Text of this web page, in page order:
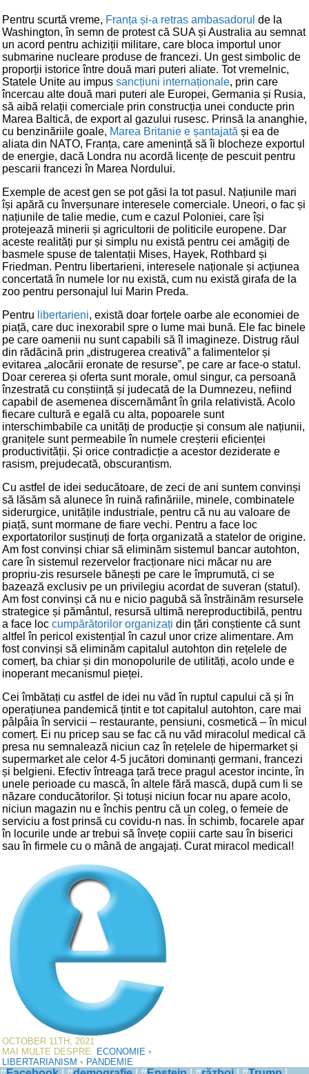
Pentru scurtă vreme, Franța și-a retras ambasadorul de la
Washington, în semn de protest că SUA și Australia au semnat
un acord pentru achiziții militare, care bloca importul unor
submarine nucleare produse de francezi. Un gest simbolic de
proporții istorice între două mari puteri aliate. Tot vremelnic,
Statele Unite au impus sancțiuni internaționale, prin care
încercau alte două mari puteri ale Europei, Germania și Rusia,
să aibă relații comerciale prin construcția unei conducte prin
Marea Baltică, de export al gazului rusesc. Prinsă la ananghie,
cu benzinăriile goale, Marea Britanie e șantajată și ea de
aliata din NATO, Franța, care amenință să îi blocheze exportul
de energie, dacă Londra nu acordă licențe de pescuit pentru
pescarii francezi în Marea Nordului.
Exemple de acest gen se pot găsi la tot pasul. Națiunile mari
își apără cu înverșunare interesele comerciale. Uneori, o fac și
națiunile de talie medie, cum e cazul Poloniei, care își
protejează minerii și agricultorii de politicile europene. Dar
aceste realități pur și simplu nu există pentru cei amăgiți de
basmele spuse de talentații Mises, Hayek, Rothbard și
Friedman. Pentru libertarieni, interesele naționale și acțiunea
concertată în numele lor nu există, cum nu există girafa de la
zoo pentru personajul lui Marin Preda.
Pentru libertarieni, există doar forțele oarbe ale economiei de
piață, care duc inexorabil spre o lume mai bună. Ele fac binele
pe care oamenii nu sunt capabili să îl imagineze. Distrug răul
din rădăcină prin „distrugerea creativă” a falimentelor și
evitarea „alocării eronate de resurse”, pe care ar face-o statul.
Doar cererea și oferta sunt morale, omul singur, ca persoană
înzestrată cu conștiință și judecată de la Dumnezeu, nefiind
capabil de asemenea discernământ în grila relativistă. Acolo
fiecare cultură e egală cu alta, popoarele sunt
interschimbabile ca unități de producție și consum ale națiunii,
granițele sunt permeabile în numele creșterii eficienței
productivității. Și orice contradicție a acestor deziderate e
rasism, prejudecată, obscurantism.
Cu astfel de idei seducătoare, de zeci de ani suntem convinși
să lăsăm să alunece în ruină rafinăriile, minele, combinatele
siderurgice, unitățile industriale, pentru că nu au valoare de
piață, sunt mormane de fiare vechi. Pentru a face loc
exportatorilor susținuți de forța organizată a statelor de origine.
Am fost convinși chiar să eliminăm sistemul bancar autohton,
care în sistemul rezervelor fracționare nici măcar nu are
propriu-zis resursele bănești pe care le împrumută, ci se
bazează exclusiv pe un privilegiu acordat de suveran (statul).
Am fost convinși că nu e nicio pagubă să înstrăinăm resursele
strategice și pământul, resursă ultimă nereproductibilă, pentru
a face loc cumpărătorilor organizați din țări conștiente că sunt
altfel în pericol existențial în cazul unor crize alimentare. Am
fost convinși să eliminăm capitalul autohton din rețelele de
comerț, ba chiar și din monopolurile de utilități, acolo unde e
inoperant mecanismul pieței.
Cei îmbătați cu astfel de idei nu văd în ruptul capului că și în
operațiunea pandemică țintit e tot capitalul autohton, care mai
pâlpâia în servicii – restaurante, pensiuni, cosmetică – în micul
comerț. Ei nu pricep sau se fac că nu văd miracolul medical că
presa nu semnalează niciun caz în rețelele de hipermarket și
supermarket ale celor 4-5 jucători dominanți germani, francezi
și belgieni. Efectiv întreaga țară trece pragul acestor incinte, în
unele perioade cu mască, în altele fără mască, după cum li se
năzare conducătorilor. Și totuși niciun focar nu apare acolo,
niciun magazin nu e închis pentru că un coleg, o femeie de
serviciu a fost prinsă cu covidu-n nas. În schimb, focarele apar
în locurile unde ar trebui să învețe copiii carte sau în biserici
sau în firmele cu o mână de angajați. Curat miracol medical!
OCTOBER 11TH, 2021
MAI MULTE DESPRE: ECONOMIE •
LIBERTARIANISM • PANDEMIE